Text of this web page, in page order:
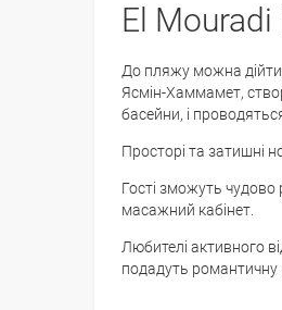
El
До пляжу можна дійти
Ясмін-Хаммамет,
басейни, і
Просторі та затишні
Гості зможуть чудово
масажний кабінет.
Любителі активного
подадуть романтичну